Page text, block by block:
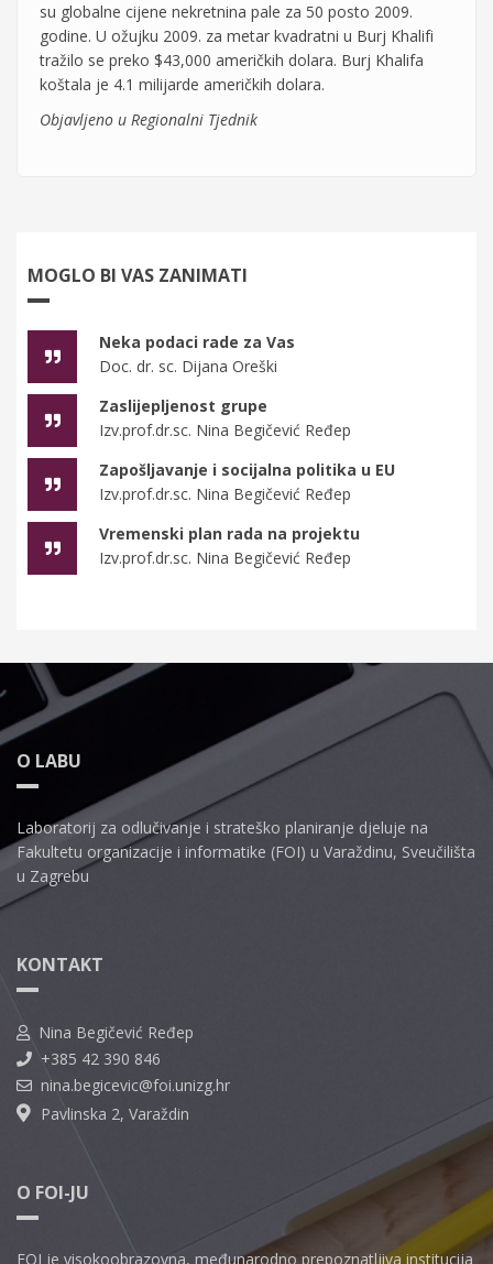
su globalne cijene nekretnina pale za 50 posto 2009.
godine. U ožujku 2009. za metar kvadratni u Burj Khalifi
tražilo se preko $43,000 američkih dolara. Burj Khalifa
koštala je 4.1 milijarde američkih dolara.
Objavljeno u Regionalni Tjednik
MOGLO BI VAS ZANIMATI
Neka podaci rade za Vas
Doc. dr. sc. Dijana Oreški
Zaslijepljenost grupe
Izv.prof.dr.sc. Nina Begičević Ređep
Zapošljavanje i socijalna politika u EU
Izv.prof.dr.sc. Nina Begičević Ređep
Vremenski plan rada na projektu
Izv.prof.dr.sc. Nina Begičević Ređep
O LABU
Laboratorij za odlučivanje i strateško planiranje djeluje na
Fakultetu organizacije i informatike (FOI) u Varaždinu, Sveučilišta
u Zagrebu
KONTAKT
Nina Begičević Ređep
+385 42 390 846
nina.begicevic@foi.unizg.hr
Pavlinska 2, Varaždin
O FOI-JU
FOI je visokoobrazovna, međunarodno prepoznatljiva institucija